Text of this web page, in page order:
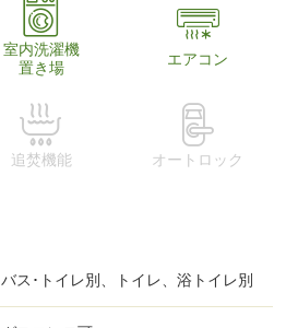
室内洗濯機
置き場
エアコン
追焚機能 オートロック
バス･トイレ別、トイレ、浴トイレ別